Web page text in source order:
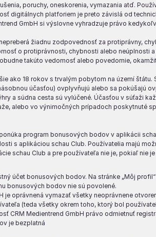
poruchy, oneskorenia, vymazania atď.
digitálnych platforiem je preto závislá od
GmbH si výslovne vyhradzuje právo
žiadnu zodpovednosť za protiprávny,
o protiprávnosti, chybnosti alebo
takúto vedomosť alebo povedomie,
ako 18 rokov s trvalým pobytom na území
účasťou) ovplyvňujú alebo sa pokúšajú
a súdna cesta sú vylúčené. Účasťou v súťaži
alebo vo výnimočných prípadoch poskytnuté
program bonusových bodov v aplikácii
s aplikáciou schau Club. Používatelia majú
schau Club a pre používateľa nie je, pokiaľ
účet bonusových bodov. Na stránke „Môj
bonusových bodov nie sú povolené.
je oprávnená vymazať všetky neoprávnene
(teda všetky okrem toho, ktorý bol
CRM Medientrend GmbH právo odmietnuť
je bezplatná